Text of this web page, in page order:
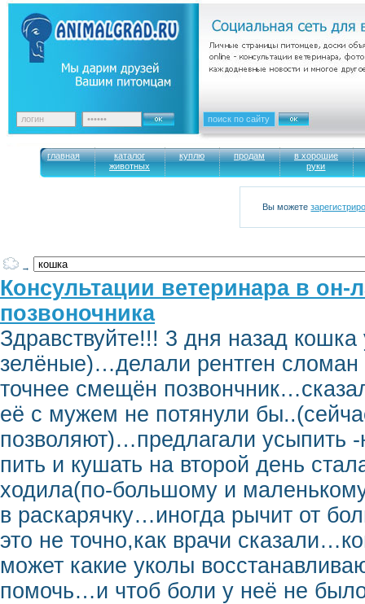
главная
каталог
животных
куплю продам
в хорошие
руки
Вы можете
→
Консультации ветеринара в
позвоночника
Здравствуйте!!! 3 дня назад
зелёные)…делали рентген
точнее смещён
её с мужем не потянули
позволяют)…предлагали
пить и кушать на второй день
ходила(по-большому и
в раскарячку…иногда рычит от
это не точно,как врачи
может какие уколы
помочь…и чтоб боли у неё не